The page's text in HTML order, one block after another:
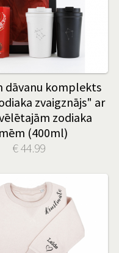
dāvanu komplekts
zvaigznājs" ar
zodiaka
(400ml)
€ 44.99